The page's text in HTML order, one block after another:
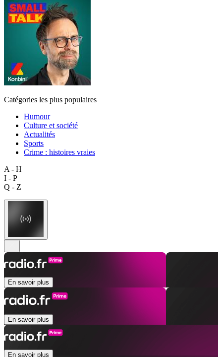
Catégories les plus populaires
Humour
Culture et société
Actualités
Sports
Crime : histoires vraies
A - H
I - P
Q - Z
En savoir plus
En savoir plus
En savoir plus